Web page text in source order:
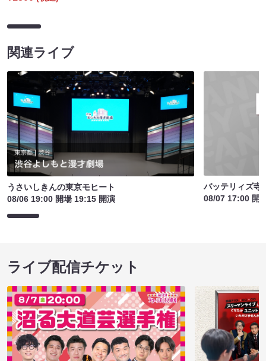
関連ライブ
うさいしきんの東京モヒート
08/06 19:00 開場 19:15 開演
バッテリィズ寺
08/07 17:00 開
ライブ配信チケット